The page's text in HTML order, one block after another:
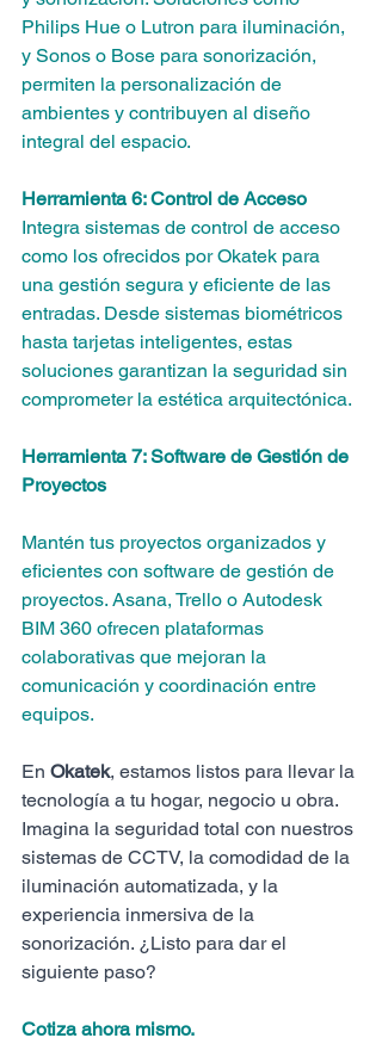
Philips Hue o Lutron para iluminación,
y Sonos o Bose para sonorización,
permiten la personalización de
ambientes y contribuyen al diseño
integral del espacio.
Herramienta 6: Control de Acceso
Integra sistemas de control de acceso
como los ofrecidos por Okatek para
una gestión segura y eficiente de las
entradas. Desde sistemas biométricos
hasta tarjetas inteligentes, estas
soluciones garantizan la seguridad sin
comprometer la estética arquitectónica.
Herramienta 7: Software de Gestión de
Proyectos
Mantén tus proyectos organizados y
eficientes con software de gestión de
proyectos. Asana, Trello o Autodesk
BIM 360 ofrecen plataformas
colaborativas que mejoran la
comunicación y coordinación entre
equipos.
En Okatek, estamos listos para llevar la
tecnología a tu hogar, negocio u obra.
Imagina la seguridad total con nuestros
sistemas de CCTV, la comodidad de la
iluminación automatizada, y la
experiencia inmersiva de la
sonorización. ¿Listo para dar el
siguiente paso?
Cotiza ahora mismo.